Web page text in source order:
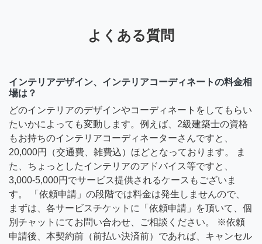
よくある質問
インテリアデザイン、インテリアコーディネートの料金相
場は？
どのインテリアのデザインやコーディネートをしてもらい
たいかによっても変動します。例えば、2級建築士の資格
もお持ちのインテリアコーディネーターさんですと、
20,000円（交通費、雑費込）ほどとなっております。 ま
た、ちょっとしたインテリアのアドバイス等ですと、
3,000-5,000円でサービス提供されるケースもございま
す。 「依頼申請」の段階では料金は発生しませんので、
まずは、各サービスチケットに「依頼申請」を頂いて、個
別チャットにてお問い合わせ、ご相談ください。 ※依頼
申請後、本契約前（前払い決済前）であれば、キャンセル